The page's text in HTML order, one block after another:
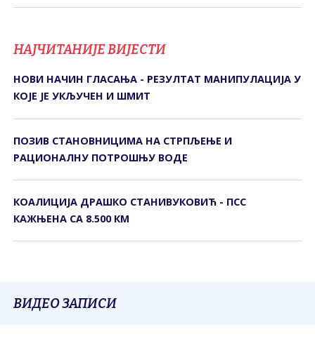
НАЈЧИТАНИЈЕ ВИЈЕСТИ
НОВИ НАЧИН ГЛАСАЊА - РЕЗУЛТАТ МАНИПУЛАЦИЈА У
КОЈЕ ЈЕ УКЉУЧЕН И ШМИТ
ПОЗИВ СTАНОВНИЦИМА НА СTРПЉЕЊЕ И
РАЦИОНАЛНУ ПОTРОШЊУ ВОДЕ
КОАЛИЦИЈА ДРАШКО СТАНИВУКОВИЋ - ПСС
КАЖЊЕНА СА 8.500 КМ
ВИДЕО ЗАПИСИ